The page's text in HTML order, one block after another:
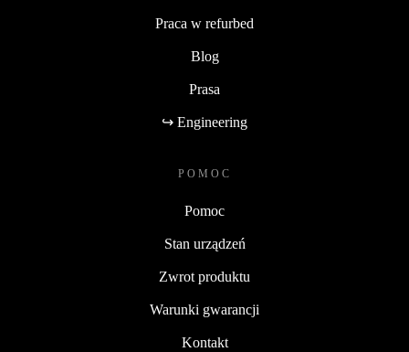
Praca w refurbed
Blog
Prasa
↪ Engineering
POMOC
Pomoc
Stan urządzeń
Zwrot produktu
Warunki gwarancji
Kontakt